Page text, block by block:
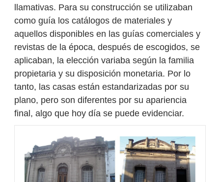
llamativas. Para su construcción se utilizaban
como guía los catálogos de materiales y
aquellos disponibles en las guías comerciales y
revistas de la época, después de escogidos, se
aplicaban, la elección variaba según la familia
propietaria y su disposición monetaria. Por lo
tanto, las casas están estandarizadas por su
plano, pero son diferentes por su apariencia
final, algo que hoy día se puede evidenciar.